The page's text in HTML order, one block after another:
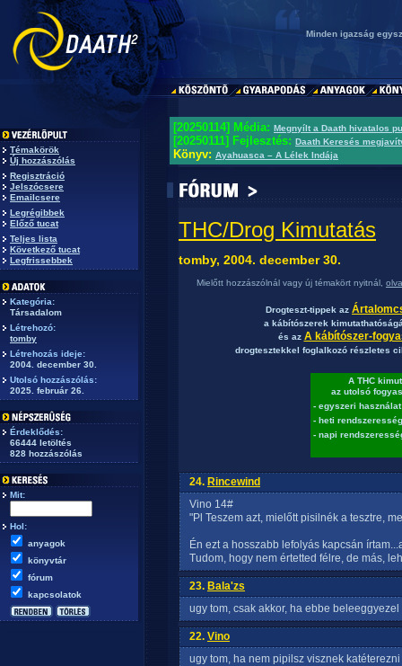
Minden igazság
Témakörök
Új hozzászólás
Regisztráció
Jelszócsere
Emailcsere
Legrégibbek
Előző tucat
Teljes lista
Következő tucat
Legfrissebbek
Kategória:
Társadalom
Létrehozó:
tomby
Létrehozás ideje:
2004. december 30.
Utolsó hozzászólás:
2025. február 26.
Érdeklődés:
66444 letöltés
828 hozzászólás
Mit:
Hol:
anyagok
könyvtár
fórum
kapcsolatok
[20250114] Média: Megnyílt a Daath hivatalos
[20250111] Fejlesztés: Daath Keresés
Könyv: Ayahuasca – A Lélek Indája
THC/Drog Kimutatás
tomby, 2004. december 30.
Mielőtt hozzászólnál vagy új témakört nyitnál,
Drogteszt-tippek az
a kábítószerek
és az A kábítószer-
drogtesztekkel foglalkozó részletes
A THC
az utolsó
- egyszeri
- heti
- napi
24. Rincewind
Vino 14#
"Pl Teszem azt, mielőtt pisilnék a tesztre,
Én ezt a hosszabb lefolyás kapcsán
Tudom, hogy nem értetted félre, de más,
23. Bala'zs
ugy tom, csak akkor, ha ebbe beleeggyezel
22. Vino
ugy tom, ha nem pipilsz visznek katéterezni